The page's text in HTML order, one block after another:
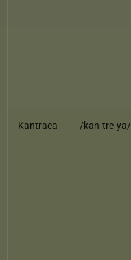
Kantraea /kan-tre-ya/